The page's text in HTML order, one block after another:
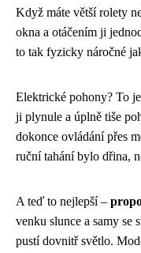
Když máte větší rolety
okna a otáčením ji
to tak fyzicky náročné
Elektrické pohony? To
ji plynule a úplně tiše
dokonce ovládání přes
ruční tahání bylo dřina,
A teď to nejlepší –
venku slunce a samy se
pustí dovnitř světlo.